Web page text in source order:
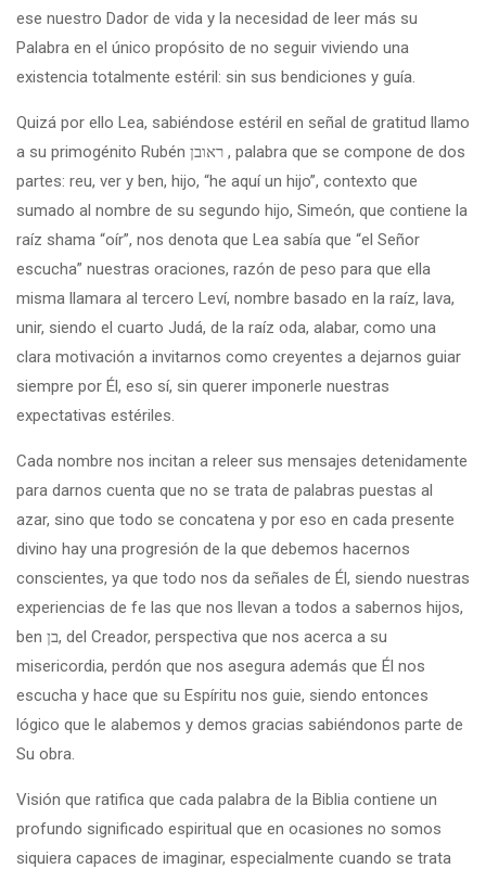
ese nuestro Dador de vida y la necesidad de leer más su
Palabra en el único propósito de no seguir viviendo una
existencia totalmente estéril: sin sus bendiciones y guía.
Quizá por ello Lea, sabiéndose estéril en señal de gratitud llamo
a su primogénito Rubén ראובן‎ , palabra que se compone de dos
partes: reu, ver y ben, hijo, “he aquí un hijo”, contexto que
sumado al nombre de su segundo hijo, Simeón, que contiene la
raíz shama “oír”, nos denota que Lea sabía que “el Señor
escucha” nuestras oraciones, razón de peso para que ella
misma llamara al tercero Leví, nombre basado en la raíz, lava,
unir, siendo el cuarto Judá, de la raíz oda, alabar, como una
clara motivación a invitarnos como creyentes a dejarnos guiar
siempre por Él, eso sí, sin querer imponerle nuestras
expectativas estériles.
Cada nombre nos incitan a releer sus mensajes detenidamente
para darnos cuenta que no se trata de palabras puestas al
azar, sino que todo se concatena y por eso en cada presente
divino hay una progresión de la que debemos hacernos
conscientes, ya que todo nos da señales de Él, siendo nuestras
experiencias de fe las que nos llevan a todos a sabernos hijos,
ben בן, del Creador, perspectiva que nos acerca a su
misericordia, perdón que nos asegura además que Él nos
escucha y hace que su Espíritu nos guie, siendo entonces
lógico que le alabemos y demos gracias sabiéndonos parte de
Su obra.
Visión que ratifica que cada palabra de la Biblia contiene un
profundo significado espiritual que en ocasiones no somos
siquiera capaces de imaginar, especialmente cuando se trata